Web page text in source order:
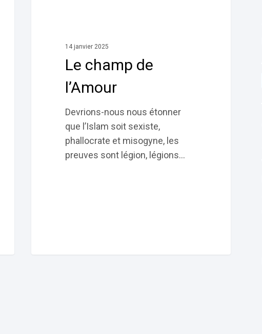
14 janvier 2025
Le champ de
l’Amour
Devrions-nous nous étonner
que l’Islam soit sexiste,
phallocrate et misogyne, les
preuves sont légion, légions…